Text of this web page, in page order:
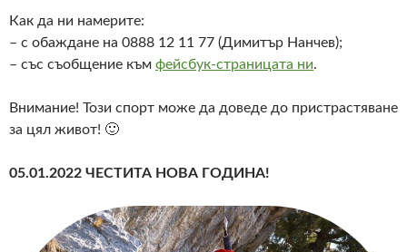
Как да ни намерите:
– с обаждане на 0888 12 11 77 (Димитър Нанчев);
– със съобщение към фейсбук-страницата ни.
Внимание! Този спорт може да доведе до пристрастяване
за цял живот! 🙂
05.01.2022 ЧЕСТИТА НОВА ГОДИНА!